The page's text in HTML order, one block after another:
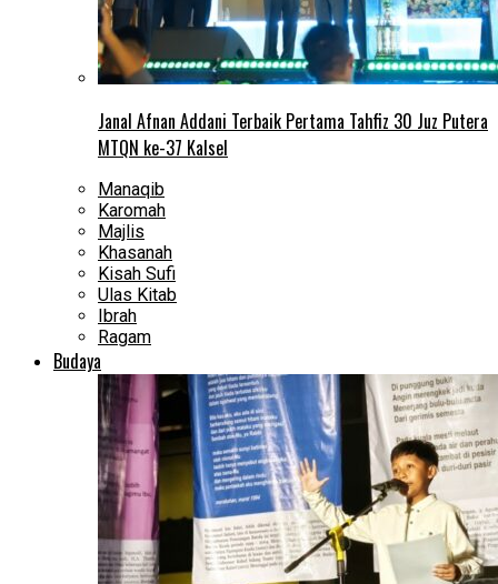
Janal Afnan Addani Terbaik Pertama Tahfiz 30 Juz Putera
MTQN ke-37 Kalsel
Manaqib
Karomah
Majlis
Khasanah
Kisah Sufi
Ulas Kitab
Ibrah
Ragam
Budaya